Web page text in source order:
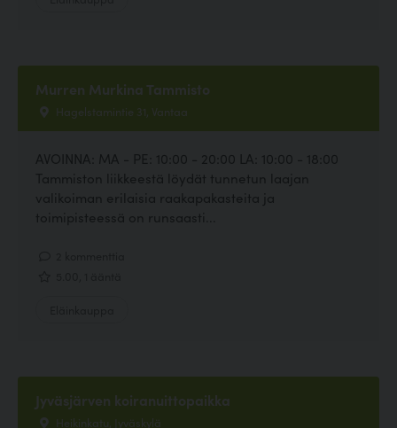
Murren Murkina Tammisto
Hagelstamintie 31, Vantaa
AVOINNA: MA - PE: 10:00 - 20:00 LA: 10:00 - 18:00
Tammiston liikkeestä löydät tunnetun laajan
valikoiman erilaisia raakapakasteita ja
toimipisteessä on runsaasti...
Jyväsjärven koiranuittopaikka
Heikinkatu, Jyväskylä